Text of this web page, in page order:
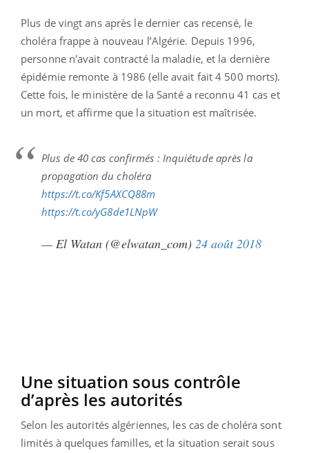
Plus de vingt ans après le dernier cas recensé, le
choléra frappe à nouveau l’Algérie. Depuis 1996,
personne n'avait contracté la maladie, et la dernière
épidémie remonte à 1986 (elle avait fait 4 500 morts).
Cette fois, le ministère de la Santé a reconnu 41 cas et
un mort, et affirme que la situation est maîtrisée.
Plus de 40 cas confirmés : Inquiétude après la
propagation du choléra
https://t.co/Kf5AXCQ88m
https://t.co/yG8de1LNpW
— El Watan (@elwatan_com) 24 août 2018
Une situation sous contrôle
d’après les autorités
Selon les autorités algériennes, les cas de choléra sont
limités à quelques familles, et la situation serait sous